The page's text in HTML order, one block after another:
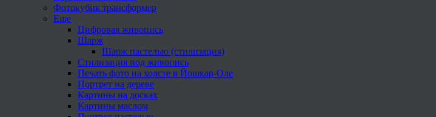
Фотокубик трансформер
Еще
Цифровая живопись
Шарж
Шарж пастелью (стилизация)
Стилизация под живопись
Печать фото на холсте в Йошкар-Оле
Портрет на дереве
Картины на досках
Картины маслом